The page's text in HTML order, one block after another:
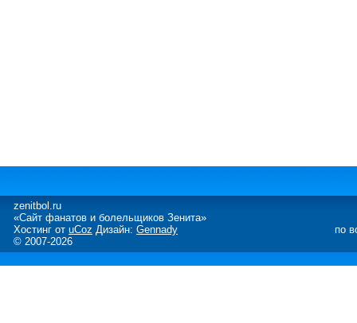
zenitbol.ru
«Сайт фанатов и болельщиков Зенита»
Хостинг от uCoz Дизайн: Gennady
© 2007-2026
по